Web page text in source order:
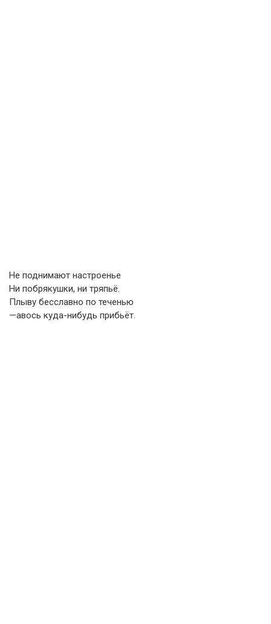
Не поднимают настроенье
Ни побрякушки, ни тряпьё.
Плыву бесславно по теченью
—авось куда-нибудь прибьёт.